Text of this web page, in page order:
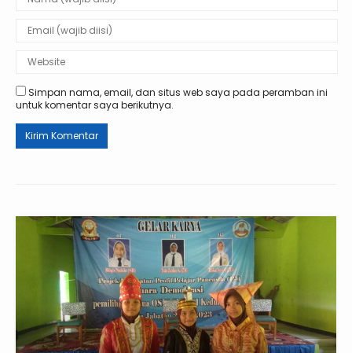
Simpan nama, email, dan situs web saya pada peramban ini
untuk komentar saya berikutnya.